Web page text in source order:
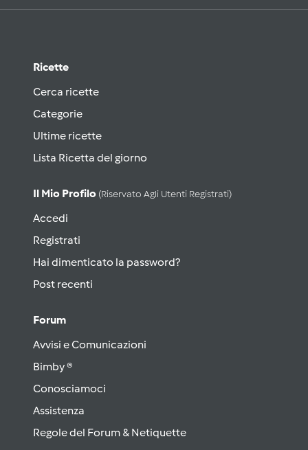
Ricette
Cerca ricette
Categorie
Ultime ricette
Lista Ricetta del giorno
Il Mio Profilo (riservato Agli Utenti Registrati)
Accedi
Registrati
Hai dimenticato la password?
Post recenti
Forum
Avvisi e Comunicazioni
Bimby ®
Conosciamoci
Assistenza
Regole del Forum & Netiquette